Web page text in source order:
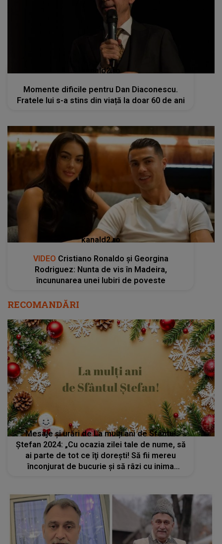
kanald2.ro
Momente dificile pentru Dan Diaconescu.
Fratele lui s-a stins din viață la doar 60 de ani
kanald2.ro
VIDEO Cristiano Ronaldo și Georgina
Rodriguez: Nunta de vis în Madeira,
încununarea unei Iubiri de poveste
RECOMANDĂRI
Mesaje și urări de La mulți ani de Sfântul
Ștefan 2024: „Cu ocazia zilei tale de nume, să
ai parte de tot ce îţi doreşti! Să fii mereu
înconjurat de bucurie şi să râzi cu inima